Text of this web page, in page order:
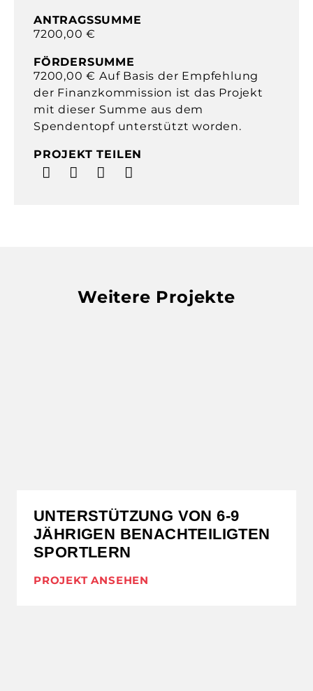
ANTRAGSSUMME
7200,00 €
FÖRDERSUMME
7200,00 € Auf Basis der Empfehlung
der Finanzkommission ist das Projekt
mit dieser Summe aus dem
Spendentopf unterstützt worden.
PROJEKT TEILEN
Weitere Projekte
UNTERSTÜTZUNG VON 6-9
JÄHRIGEN BENACHTEILIGTEN
SPORTLERN
PROJEKT ANSEHEN